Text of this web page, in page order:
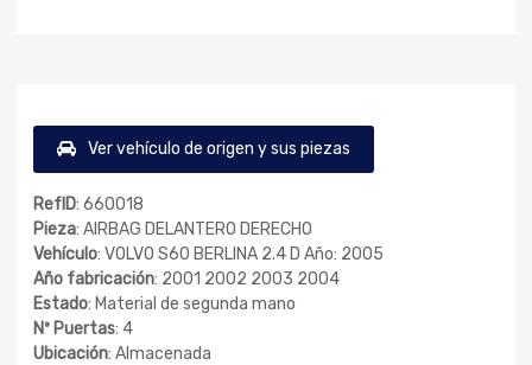
Ver vehículo de origen y sus piezas
RefID: 660018
Pieza: AIRBAG DELANTERO DERECHO
Vehículo: VOLVO S60 BERLINA 2.4 D Año: 2005
Año fabricación: 2001 2002 2003 2004
Estado: Material de segunda mano
Nº Puertas: 4
Ubicación: Almacenada